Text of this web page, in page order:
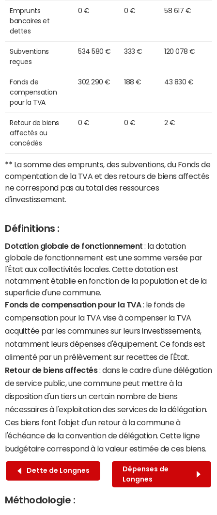
Emprunts
bancaires et
dettes
0 € 0 € 58 617 €
Subventions
reçues
534 580 € 333 € 120 078 €
Fonds de
compensation
pour la TVA
302 290 € 188 € 43 830 €
Retour de biens
affectés ou
concédés
0 € 0 € 2 €
** La somme des emprunts, des subventions, du Fonds de
compentation de la TVA et des retours de biens affectés
ne correspond pas au total des ressources
d'investissement.
Définitions :
Dotation globale de fonctionnement : la dotation
globale de fonctionnement est une somme versée par
l'État aux collectivités locales. Cette dotation est
notamment établie en fonction de la population et de la
superficie d'une commune.
Fonds de compensation pour la TVA: le fonds de
compensation pour la TVA vise à compenser la TVA
acquittée par les communes sur leurs investissements,
notamment leurs dépenses d'équipement. Ce fonds est
alimenté par un prélèvement sur recettes de l'État.
Retour de biens affectés: dans le cadre d'une délégation
de service public, une commune peut mettre à la
disposition d'un tiers un certain nombre de biens
nécessaires à l'exploitation des services de la délégation.
Ces biens font l'objet d'un retour à la commune à
l'échéance de la convention de délégation. Cette ligne
budgétaire correspond à la valeur estimée de ces biens.
Dette de Longnes
Dépenses de
Longnes
Méthodologie :